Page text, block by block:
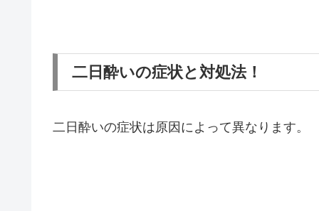
二日酔いの症状と対処法！
二日酔いの症状は原因によって異なります。